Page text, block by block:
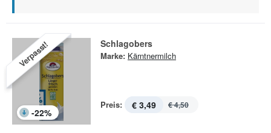
Verpasst!
-22%
Schlagobers
Marke: Kärntnermilch
Preis: € 3,49 € 4,50